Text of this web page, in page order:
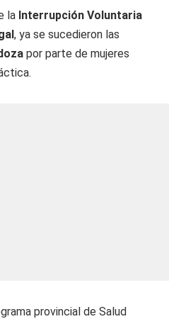
la Interrupción Voluntaria
, ya se sucedieron las
por parte de mujeres
provincial de Salud